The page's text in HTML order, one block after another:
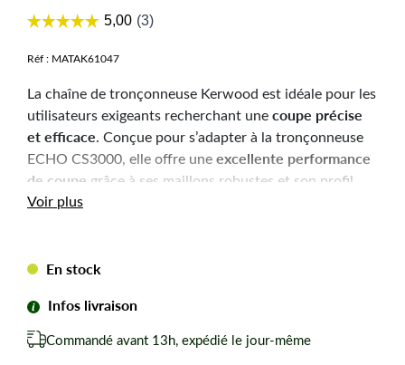
Réf : MATAK61047
La chaîne de tronçonneuse Kerwood est idéale pour les
utilisateurs exigeants recherchant unecoupe précise
et efficace. Conçue pour s’adapter à la tronçonneuse
ECHO CS3000, elle offre uneexcellente performance
de coupe grâce à ses maillons robustes et son profil
demi-carré. Avec un pas de 3/8" LP, une épaisseur de
de 30 cm.
Caractéristiques
Voir plus
En stock
Infos livraison
Commandé avant 13h, expédié le jour-même